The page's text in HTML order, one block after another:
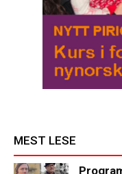
MEST LESE